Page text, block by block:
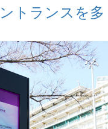
トランスを多